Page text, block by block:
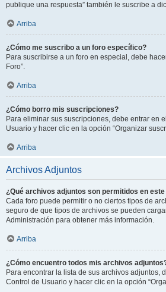
publique una respuesta” también le suscribe a
Arriba
¿Cómo me suscribo a un foro específico?
Para suscribirse a un foro en especial, debe
Foro”.
Arriba
¿Cómo borro mis suscripciones?
Para eliminar sus suscripciones, debe entrar en
Usuario y hacer clic en la opción “Organizar
Arriba
Archivos Adjuntos
¿Qué archivos adjuntos son permitidos en
Cada foro puede permitir o no ciertos tipos de
seguro de que tipos de archivos se pueden
Administración para obtener más información.
Arriba
¿Cómo encuentro todos mis archivos
Para encontrar la lista de sus archivos adjuntos,
Control de Usuario y hacer clic en la opción